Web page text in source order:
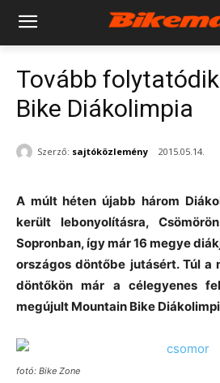
Tovább
Bike Diákolimpia
Szerző: sajtóközlemény 2015.05.14.
A múlt héten újabb három
került lebonyolításra,
Sopronban, így már 16 megye
országos döntőbe jutásért. Túl
döntőkön már a célegyenes
megújult Mountain Bike
fotó: Bike Zone